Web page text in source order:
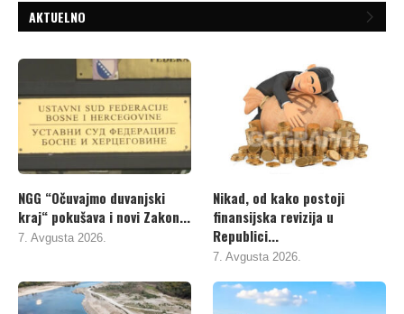
AKTUELNO
NGG “Očuvajmo duvanjski
kraj“ pokušava i novi Zakon...
7. Avgusta 2026.
Nikad, od kako postoji
finansijska revizija u
Republici...
7. Avgusta 2026.